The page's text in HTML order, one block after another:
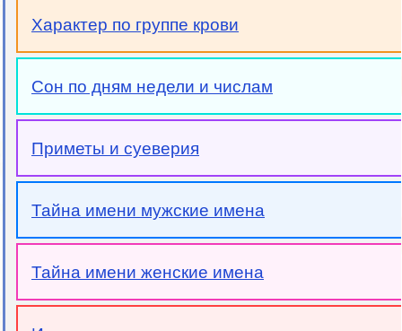
Характер по группе крови
Сон по дням недели и числам
Приметы и суеверия
Тайна имени мужские имена
Тайна имени женские имена